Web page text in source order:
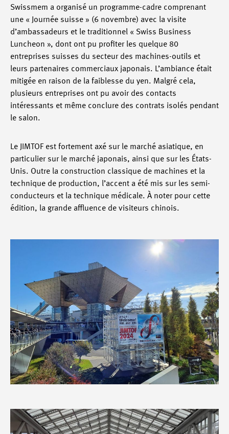
Swissmem a organisé un programme-cadre comprenant
une « Journée suisse » (6 novembre) avec la visite
d’ambassadeurs et le traditionnel « Swiss Business
Luncheon », dont ont pu profiter les quelque 80
entreprises suisses du secteur des machines-outils et
leurs partenaires commerciaux japonais. L’ambiance était
mitigée en raison de la faiblesse du yen. Malgré cela,
plusieurs entreprises ont pu avoir des contacts
intéressants et même conclure des contrats isolés pendant
le salon.
Le JIMTOF est fortement axé sur le marché asiatique, en
particulier sur le marché japonais, ainsi que sur les États-
Unis. Outre la construction classique de machines et la
technique de production, l’accent a été mis sur les semi-
conducteurs et la technique médicale. À noter pour cette
édition, la grande affluence de visiteurs chinois.